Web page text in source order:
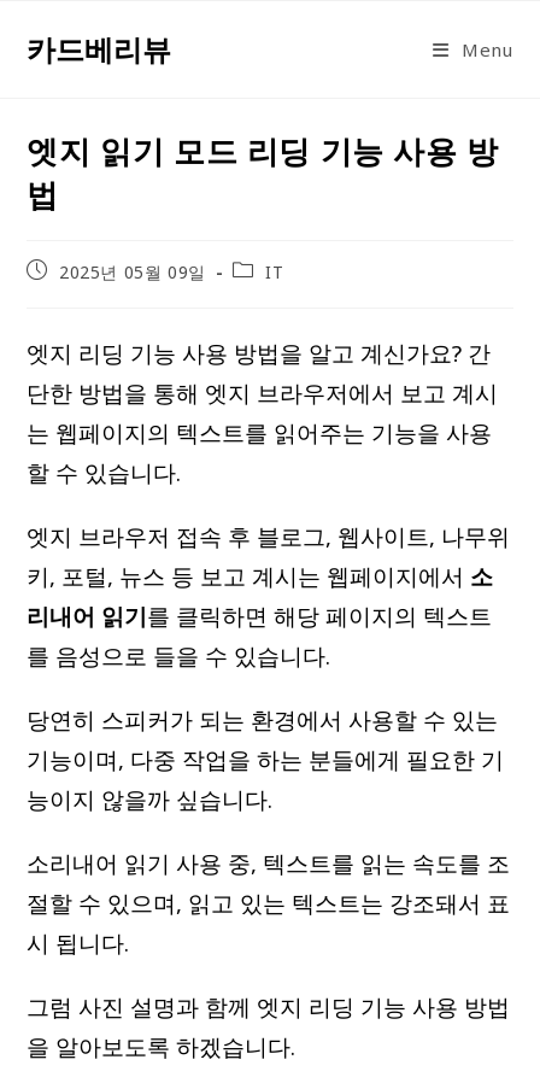
카드베리뷰 Menu
엣지 읽기 모드 리딩 기능 사용 방
법
Post2025년 05월 09일
PostIT
엣지 리딩 기능 사용 방법을 알고 계신가요? 간
단한 방법을 통해 엣지 브라우저에서 보고 계시
는 웹페이지의 텍스트를 읽어주는 기능을 사용
할 수 있습니다.
엣지 브라우저 접속 후 블로그, 웹사이트, 나무위
키, 포털, 뉴스 등 보고 계시는 웹페이지에서 소
리내어 읽기를 클릭하면 해당 페이지의 텍스트
를 음성으로 들을 수 있습니다.
당연히 스피커가 되는 환경에서 사용할 수 있는
기능이며, 다중 작업을 하는 분들에게 필요한 기
능이지 않을까 싶습니다.
소리내어 읽기 사용 중, 텍스트를 읽는 속도를 조
절할 수 있으며, 읽고 있는 텍스트는 강조돼서 표
시 됩니다.
그럼 사진 설명과 함께 엣지 리딩 기능 사용 방법
을 알아보도록 하겠습니다.